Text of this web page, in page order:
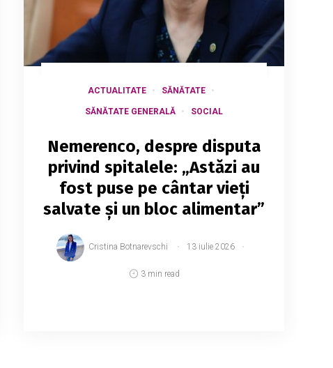
ACTUALITATE SĂNĂTATE
SĂNĂTATE GENERALĂ SOCIAL
Nemerenco, despre disputa
privind spitalele: „Astăzi au
fost puse pe cântar vieți
salvate și un bloc alimentar”
Cristina Botnarevschi 13 iulie 2026
3 min read